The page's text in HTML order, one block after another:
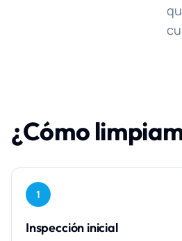
¿Cómo
1
Inspección inicial